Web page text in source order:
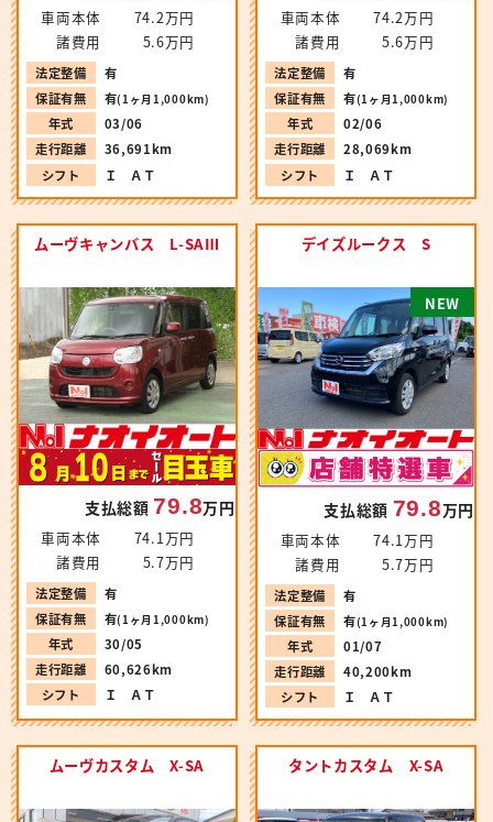
車両本体
74.2万円
諸費用
5.6万円
法定整備
有
保証有無
有(1ヶ月1,000km)
年式
03/06
走行距離
36,691km
シフト
Ｉ ＡＴ
車両本体
74.2万円
諸費用
5.6万円
法定整備
有
保証有無
有(1ヶ月1,000km)
年式
02/06
走行距離
28,069km
シフト
Ｉ ＡＴ
ムーヴキャンバス L-SAⅢ
支払総額 79.8万円
車両本体
74.1万円
諸費用
5.7万円
法定整備
有
保証有無
有(1ヶ月1,000km)
年式
30/05
走行距離
60,626km
シフト
Ｉ ＡＴ
デイズルークス S
NE W
支払総額 79.8万円
車両本体
74.1万円
諸費用
5.7万円
法定整備
有
保証有無
有(1ヶ月1,000km)
年式
01/07
走行距離
40,200km
シフト
Ｉ ＡＴ
ムーヴカスタム X-SA タントカスタム X-SA